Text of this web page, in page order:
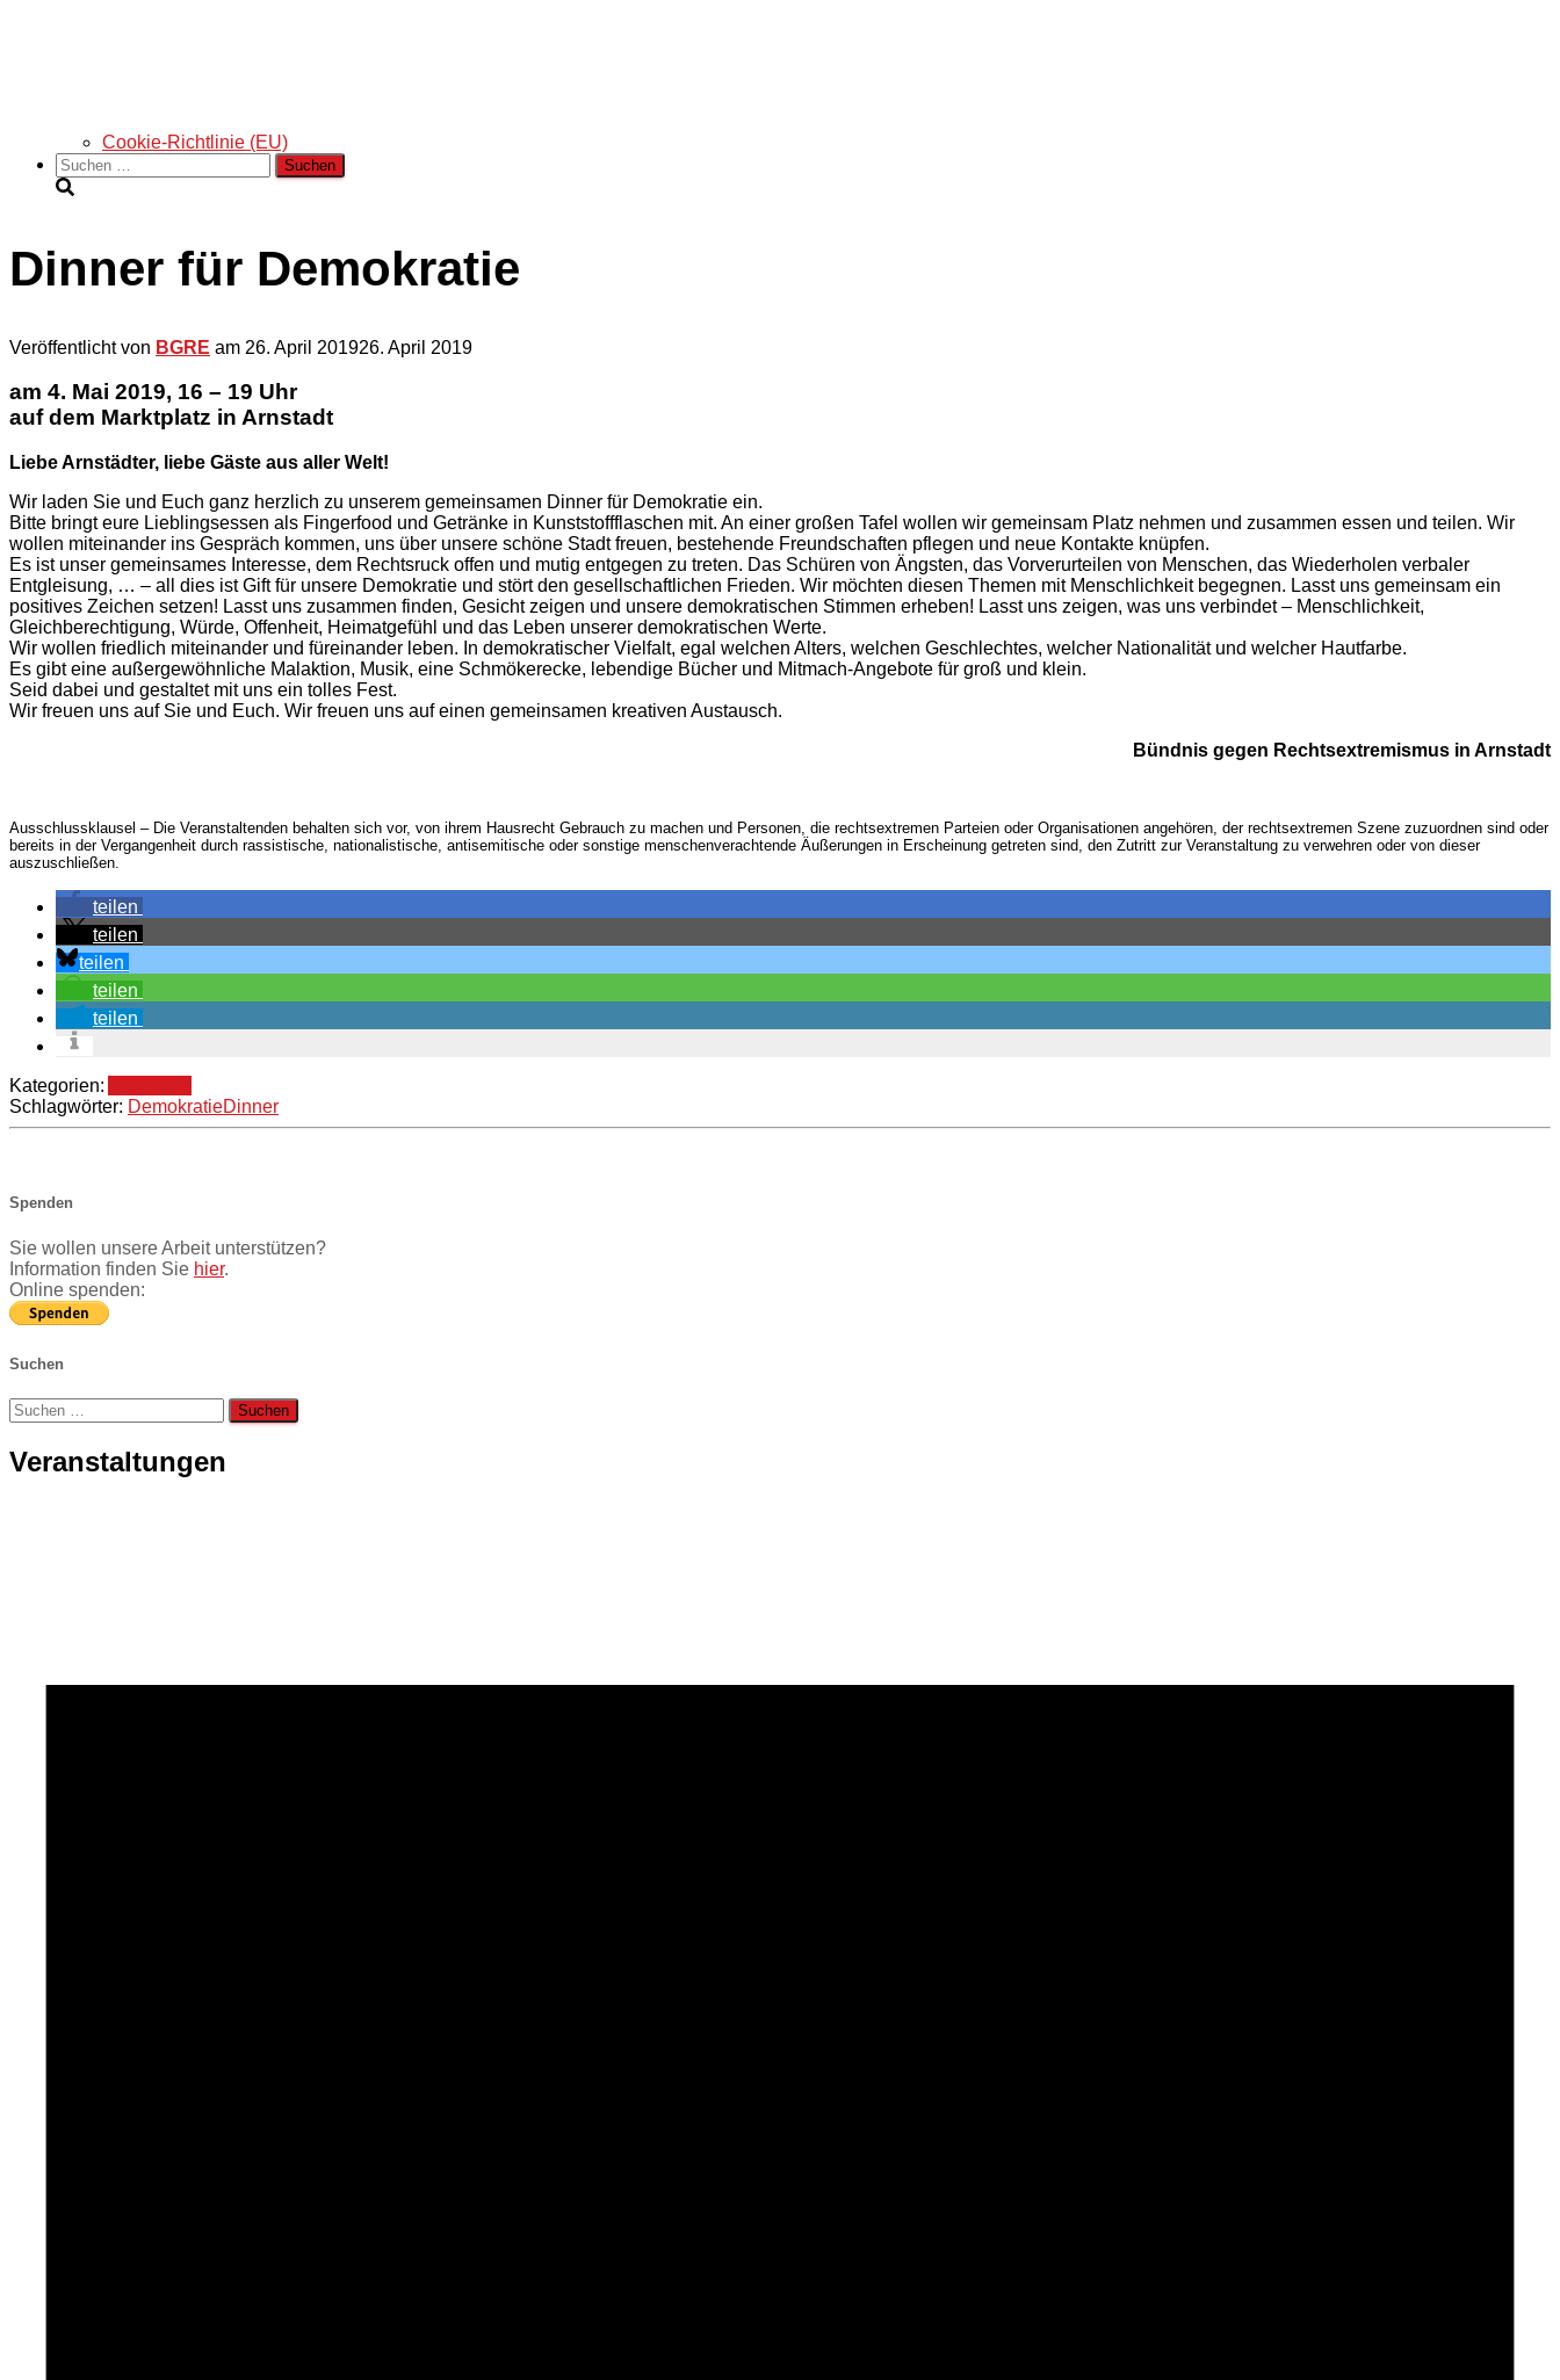
Cookie-Richtlinie (EU)
Suchen
nach:
Dinner für Demokratie
Veröffentlicht von BGRE am 26. April 201926. April 2019
am 4. Mai 2019, 16 – 19 Uhr
auf dem Marktplatz in Arnstadt
Liebe Arnstädter, liebe Gäste aus aller Welt!
Wir laden Sie und Euch ganz herzlich zu unserem gemeinsamen Dinner für Demokratie ein.
Bitte bringt eure Lieblingsessen als Fingerfood und Getränke in Kunststoffflaschen mit. An einer großen Tafel wollen wir gemeinsam Platz nehmen und zusammen essen und teilen. Wir
wollen miteinander ins Gespräch kommen, uns über unsere schöne Stadt freuen, bestehende Freundschaften pflegen und neue Kontakte knüpfen.
Es ist unser gemeinsames Interesse, dem Rechtsruck offen und mutig entgegen zu treten. Das Schüren von Ängsten, das Vorverurteilen von Menschen, das Wiederholen verbaler
Entgleisung, … – all dies ist Gift für unsere Demokratie und stört den gesellschaftlichen Frieden. Wir möchten diesen Themen mit Menschlichkeit begegnen. Lasst uns gemeinsam ein
positives Zeichen setzen! Lasst uns zusammen finden, Gesicht zeigen und unsere demokratischen Stimmen erheben! Lasst uns zeigen, was uns verbindet – Menschlichkeit,
Gleichberechtigung, Würde, Offenheit, Heimatgefühl und das Leben unserer demokratischen Werte.
Wir wollen friedlich miteinander und füreinander leben. In demokratischer Vielfalt, egal welchen Alters, welchen Geschlechtes, welcher Nationalität und welcher Hautfarbe.
Es gibt eine außergewöhnliche Malaktion, Musik, eine Schmökerecke, lebendige Bücher und Mitmach-Angebote für groß und klein.
Seid dabei und gestaltet mit uns ein tolles Fest.
Wir freuen uns auf Sie und Euch. Wir freuen uns auf einen gemeinsamen kreativen Austausch.
Bündnis gegen Rechtsextremismus in Arnstadt
Ausschlussklausel – Die Veranstaltenden behalten sich vor, von ihrem Hausrecht Gebrauch zu machen und Personen, die rechtsextremen Parteien oder Organisationen angehören, der rechtsextremen Szene zuzuordnen sind oder
bereits in der Vergangenheit durch rassistische, nationalistische, antisemitische oder sonstige menschenverachtende Äußerungen in Erscheinung getreten sind, den Zutritt zur Veranstaltung zu verwehren oder von dieser
auszuschließen.
teilen
teilen
teilen
teilen
teilen
Kategorien:
Schlagwörter: DemokratieDinner
Spenden
Sie wollen unsere Arbeit unterstützen?
Information finden Sie hier.
Online spenden:
Suchen
Suchen
nach:
Veranstaltungen